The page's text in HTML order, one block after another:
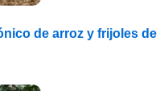
de arroz y frijoles de